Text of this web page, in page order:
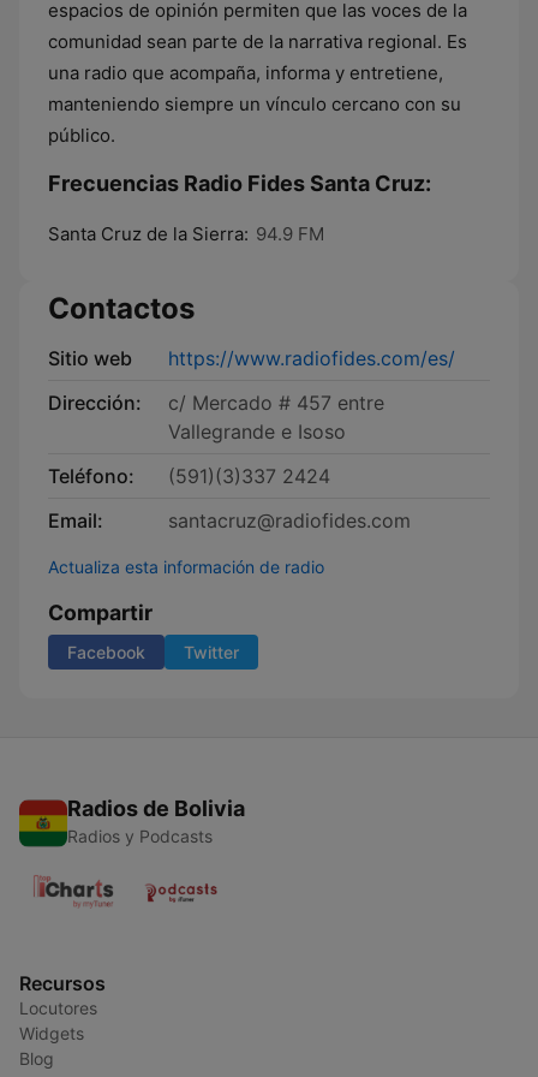
espacios de opinión permiten que las voces de la
comunidad sean parte de la narrativa regional. Es
una radio que acompaña, informa y entretiene,
manteniendo siempre un vínculo cercano con su
público.
Frecuencias Radio Fides Santa Cruz:
Santa Cruz de la Sierra: 94.9 FM
Contactos
Sitio web
https://www.radiofides.com/es/
Dirección:
c/ Mercado # 457 entre
Vallegrande e Isoso
Teléfono:
(591)(3)337 2424
Email:
santacruz@radiofides.com
Actualiza esta información de radio
Compartir
Facebook Twitter
Radios de Bolivia
Radios y Podcasts
Recursos
Locutores
Widgets
Blog